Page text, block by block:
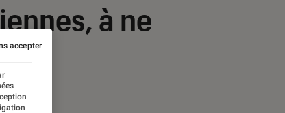
à ne
accepter